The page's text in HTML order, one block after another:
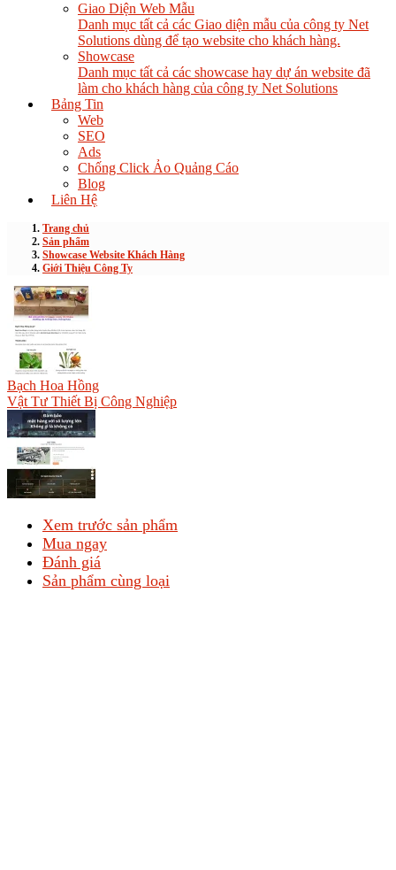
Giao Diện Web Mẫu
Danh mục tất cả các Giao diện mẫu của công ty Net
Solutions dùng để tạo website cho khách hàng.
Showcase
Danh mục tất cả các showcase hay dự án website đã
làm cho khách hàng của công ty Net Solutions
Bảng Tin
Web
SEO
Ads
Chống Click Ảo Quảng Cáo
Blog
Liên Hệ
Trang chủ
Sản phẩm
Showcase Website Khách Hàng
Giới Thiệu Công Ty
Bạch Hoa Hồng
Vật Tư Thiết Bị Công Nghiệp
Xem trước sản phẩm
Mua ngay
Đánh giá
Sản phẩm cùng loại